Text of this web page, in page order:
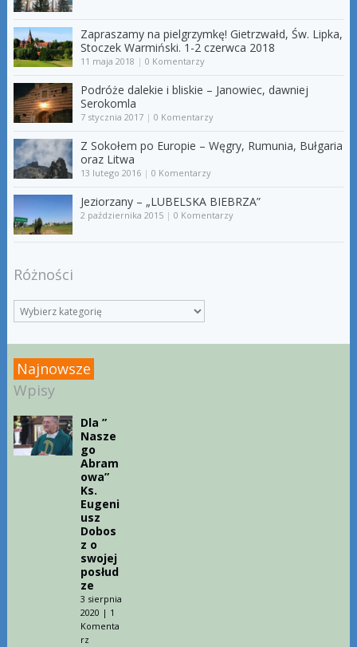
Zapraszamy na pielgrzymkę! Gietrzwałd, Św. Lipka,
Stoczek Warmiński. 1-2 czerwca 2018
11 maja 2018 | 0 Komentarzy
Podróże dalekie i bliskie – Janowiec, dawniej
Serokomla
7 stycznia 2017| 0 Komentarzy
Z Sokołem po Europie – Węgry, Rumunia, Bułgaria
oraz Litwa
13 lutego 2016| 0 Komentarzy
Jeziorzany – „LUBELSKA BIEBRZA”
2 października 2015| 0 Komentarzy
Różności
Najnowsze
Wpisy
Dla ”
Nasze
go
Abram
owa”
Ks.
Eugeni
usz
Dobos
z o
swojej
posłud
ze
3 sierpnia
2020 | 1
Komenta
rz